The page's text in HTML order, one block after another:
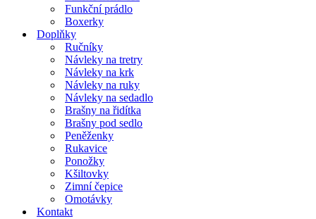
Funkční prádlo
Boxerky
Doplňky
Ručníky
Návleky na tretry
Návleky na krk
Návleky na ruky
Návleky na sedadlo
Brašny na řidítka
Brašny pod sedlo
Peněženky
Rukavice
Ponožky
Kšiltovky
Zimní čepice
Omotávky
Kontakt